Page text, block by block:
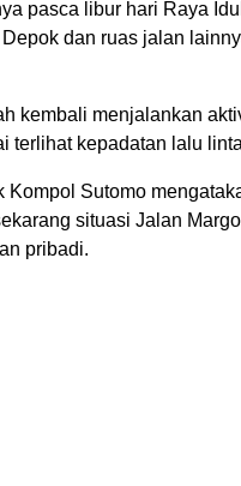
pasca libur hari Raya
dan ruas jalan
kembali menjalankan
terlihat kepadatan lalu
Sutomo
situasi Jalan
pribadi.